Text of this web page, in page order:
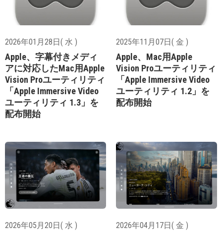
2026年01月28日( 水 )
Apple、字幕付きメディ
アに対応したMac用Apple
Vision Proユーティリティ
「Apple Immersive Video
ユーティリティ 1.3」を
配布開始
2025年11月07日( 金 )
Apple、Mac用Apple
Vision Proユーティリティ
「Apple Immersive Video
ユーティリティ 1.2」を
配布開始
2026年05月20日( 水 ) 2026年04月17日( 金 )